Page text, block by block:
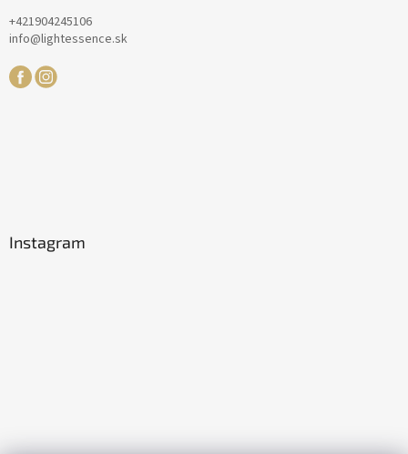
+421904245106
info@lightessence.sk
Instagram